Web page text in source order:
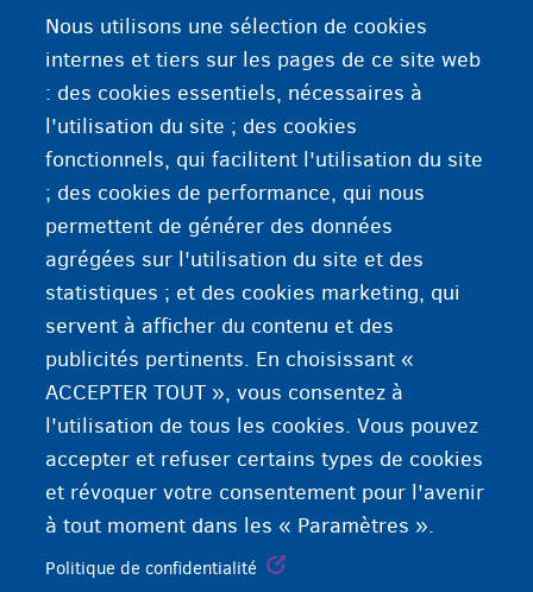
Nous utilisons une sélection de cookies
internes et tiers sur les pages de ce site web
: des cookies essentiels, nécessaires à
l'utilisation du site ; des cookies
fonctionnels, qui facilitent l'utilisation du site
; des cookies de performance, qui nous
permettent de générer des données
agrégées sur l'utilisation du site et des
statistiques ; et des cookies marketing, qui
servent à afficher du contenu et des
publicités pertinents. En choisissant «
ACCEPTER TOUT », vous consentez à
l'utilisation de tous les cookies. Vous pouvez
accepter et refuser certains types de cookies
et révoquer votre consentement pour l'avenir
à tout moment dans les « Paramètres ».
Politique de confidentialité